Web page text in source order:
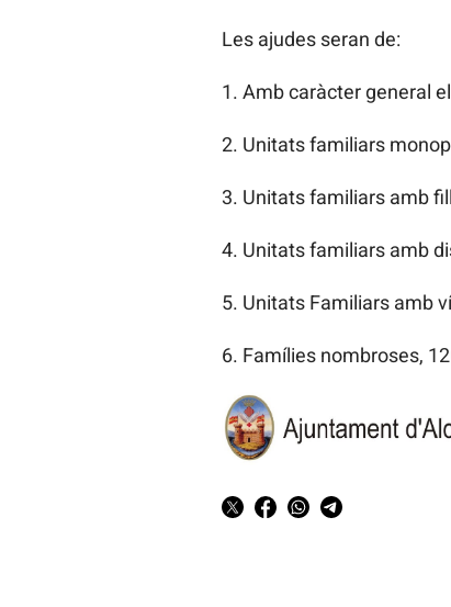
Les ajudes seran de:
1. Amb caràcter general
2. Unitats familiars
3. Unitats familiars amb
4. Unitats familiars amb
5. Unitats Familiars amb
6. Famílies nombroses,